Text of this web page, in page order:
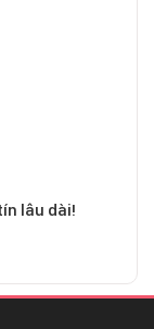
lâu dài!